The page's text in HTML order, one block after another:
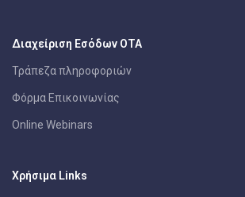
Διαχείριση Εσόδων ΟΤΑ
Τράπεζα πληροφοριών
Φόρμα Επικοινωνίας
Online Webinars
Χρήσιμα Links